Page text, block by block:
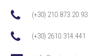
(+30) 210.873.20.93
(+30) 2610.314.441